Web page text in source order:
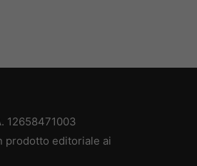
12658471003
prodotto editoriale ai